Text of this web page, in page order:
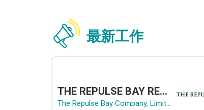
最新工作
THE REPULSE BAY RECRUITMENT DAY 淺水灣影灣園人才招聘會
The Repulse Bay Company, Limited